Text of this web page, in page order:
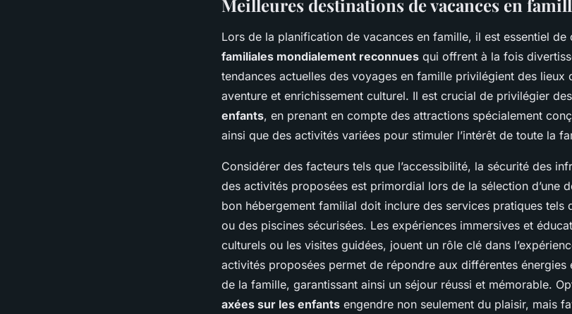
Meilleures destinations de vacances en
Lors de la planification de vacances en famille, il est essentiel de
familiales mondialement reconnues qui offrent à la fois
tendances actuelles des voyages en famille privilégient des lieux
aventure et enrichissement culturel. Il est crucial de privilégier des
enfants, en prenant en compte des attractions spécialement
ainsi que des activités variées pour stimuler l’intérêt de toute la
Considérer des facteurs tels que l’accessibilité, la sécurité des
des activités proposées est primordial lors de la sélection d’une
bon hébergement familial doit inclure des services pratiques tels
ou des piscines sécurisées. Les expériences immersives et
culturels ou les visites guidées, jouent un rôle clé dans
activités proposées permet de répondre aux différentes énergies
de la famille, garantissant ainsi un séjour réussi et mémorable.
axées sur les enfants engendre non seulement du plaisir, mais